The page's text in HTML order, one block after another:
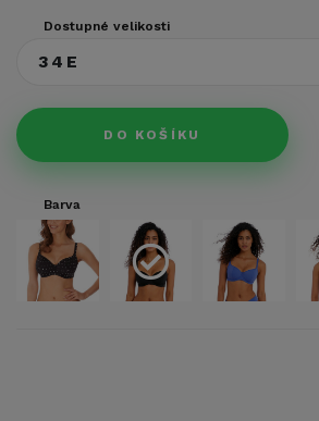
Dostupné velikosti
34E
DO KOŠÍKU
Barva